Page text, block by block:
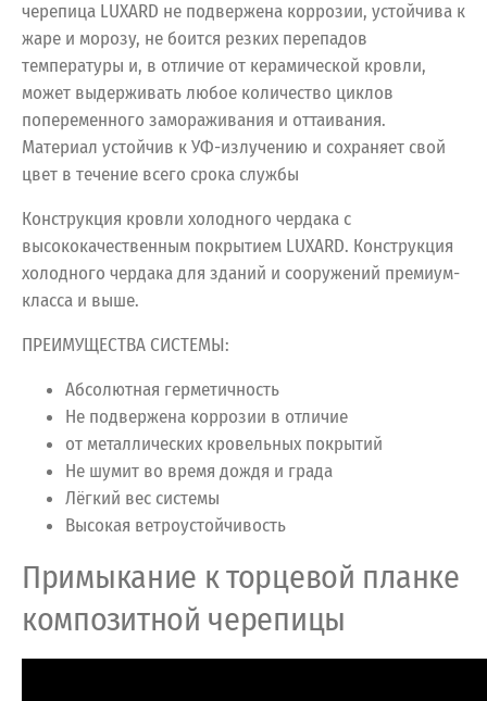
черепица LUXARD не подвержена коррозии, устойчива к
жаре и морозу, не боится резких перепадов
температуры и, в отличие от керамической кровли,
может выдерживать любое количество циклов
попеременного замораживания и оттаивания.
Материал устойчив к УФ-излучению и сохраняет свой
цвет в течение всего срока службы
Конструкция кровли холодного чердака с
высококачественным покрытием LUXARD. Конструкция
холодного чердака для зданий и сооружений премиум-
класса и выше.
ПРЕИМУЩЕСТВА СИСТЕМЫ:
Абсолютная герметичность
Не подвержена коррозии в отличие
от металлических кровельных покрытий
Не шумит во время дождя и града
Лёгкий вес системы
Высокая ветроустойчивость
Примыкание к торцевой планке
композитной черепицы